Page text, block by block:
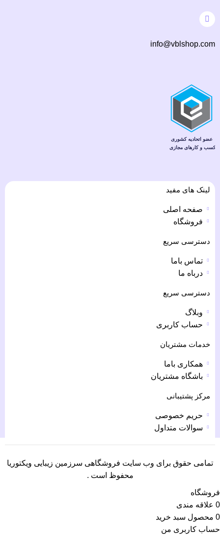
info@vblshop.com
لینک های مفید
صفحه اصلی
فروشگاه
دسترسی سریع
تماس باما
درباه ما
دسترسی سریع
وبلاگ
حساب کاربری
خدمات مشتریان
همکاری باما
باشگاه مشتریان
مرکز پشتیبانی
حریم خصوصی
سوالات متداول
تمامی حقوق برای وب سایت فروشگاهی سرزمین زیبایی ویکتوریا
محفوظ است .
فروشگاه
0 علاقه مندی
0 محصول سبد خرید
حساب کاربری من